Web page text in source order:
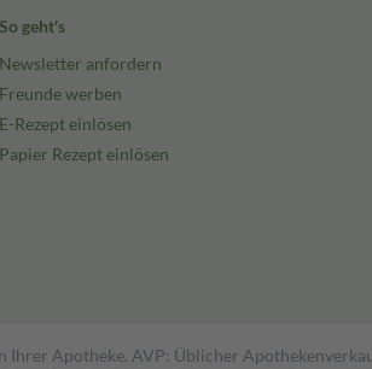
So geht's
Newsletter anfordern
Freunde werben
E-Rezept einlösen
Papier Rezept einlösen
Ihrer Apotheke. AVP: Üblicher